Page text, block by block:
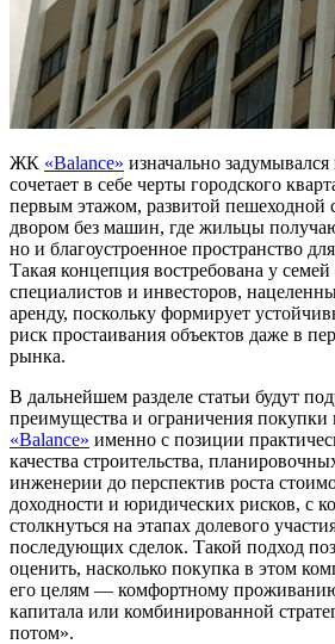
ЖК «Balance» изначально
сочетает в себе черты городского
первым этажом, развитой пешеходной
двором без машин, где жильцы
но и благоустроенное пространство
Такая концепция востребована у
специалистов и инвесторов,
аренду, поскольку формирует
риск простаивания объектов даже в
рынка.
В дальнейшем разделе статьи будут
преимущества и ограничения покупки
«Balance» именно с позиции
качества строительства,
инженерии до перспектив роста
доходности и юридических рисков, с
столкнуться на этапах долевого
последующих сделок. Такой подход
оценить, насколько покупка в этом
его целям — комфортному
капитала или комбинированной
потом».